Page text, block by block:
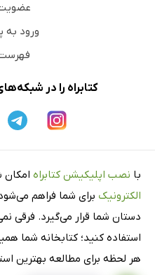
ورود به
کتابراه را در
با نصب اپلیکیشن کتابراه
الکترونیک برای شما فراهم
دستان شما قرار می‌گیرد. فرقی
استفاده کنید؛ کتابخانه شما
هر لحظه برای مطالعه بهترین